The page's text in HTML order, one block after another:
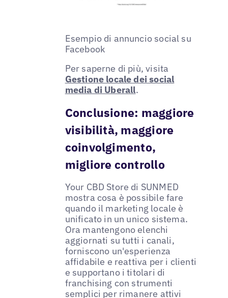
Esempio di annuncio social su
Facebook
Per saperne di più, visita
Gestione locale dei social
media di Uberall.
Conclusione: maggiore
visibilità, maggiore
coinvolgimento,
migliore controllo
Your CBD Store di SUNMED
mostra cosa è possibile fare
quando il marketing locale è
unificato in un unico sistema.
Ora mantengono elenchi
aggiornati su tutti i canali,
forniscono un'esperienza
affidabile e reattiva per i clienti
e supportano i titolari di
franchising con strumenti
semplici per rimanere attivi